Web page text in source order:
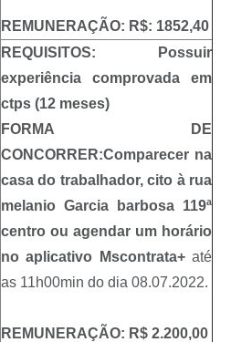
REMUNERAÇÃO: R$: 1852,40
REQUISITOS: Possuir
experiência comprovada em
ctps (12 meses)
FORMA DE
CONCORRER:Comparecer na
casa do trabalhador, cito à rua
melanio Garcia barbosa 119ª
centro ou agendar um horário
no aplicativo Mscontrata+ até
as 11h00min do dia 08.07.2022.
REMUNERAÇÃO: R$ 2.200,00